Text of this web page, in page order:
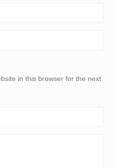
in this browser for the next